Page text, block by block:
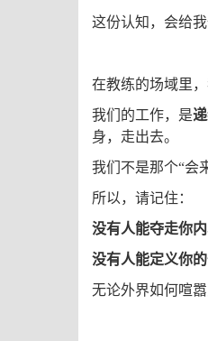
这份认知，会给
在教练的场域里
我们的工作，是
身，走出去。
我们不是那个“会
所以，请记住：
没有人能夺走你
没有人能定义你
无论外界如何喧